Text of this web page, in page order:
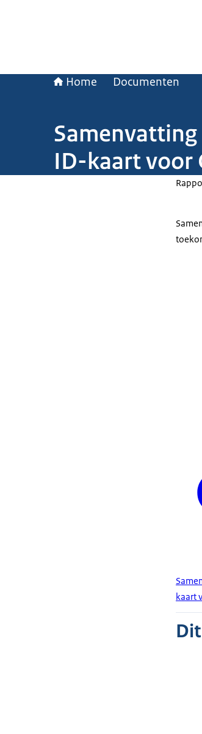
Home Documenten
ID-kaart voor
kaart